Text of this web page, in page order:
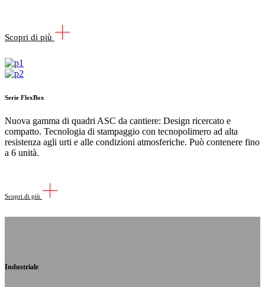
Scopri di più
Serie FlexBox
Nuova gamma di quadri ASC da cantiere: Design ricercato e
compatto. Tecnologia di stampaggio con tecnopolimero ad alta
resistenza agli urti e alle condizioni atmosferiche. Può contenere fino
a 6 unità.
Scopri di più
Industriale